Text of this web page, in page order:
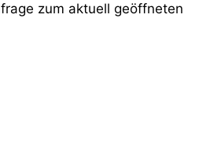
zum aktuell geöffneten